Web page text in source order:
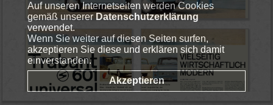
Auf unseren Internetseiten werden Cookies
gemäß unserer Datenschutzerklärung
verwendet.
Wenn Sie weiter auf diesen Seiten surfen,
akzeptieren Sie diese und erklären sich damit
einverstanden.
Akzeptieren